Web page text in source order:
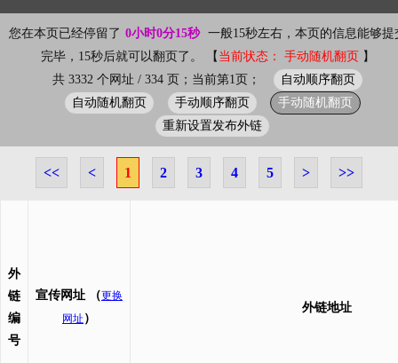
您在本页已经停留了 0小时0分15秒 一般15秒左右，本页的信息能够提
完毕，15秒后就可以翻页了。 【 当前状态： 手动随机翻页 】
共 3332 个网址 / 334 页；当前第1页；
自动顺序翻页
自动随机翻页
手动顺序翻页
手动随机翻页
重新设置发布外链
<< < 1 2 3 4 5 > >>
外
链
编
号
宣传网址 （更换
网址 ）
外链地址